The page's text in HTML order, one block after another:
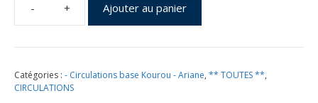
quantité
de
Lancement
1
Ajouter au panier
Catégories : - Circulations base Kourou - Ariane, ** TOUTES **,
CIRCULATIONS